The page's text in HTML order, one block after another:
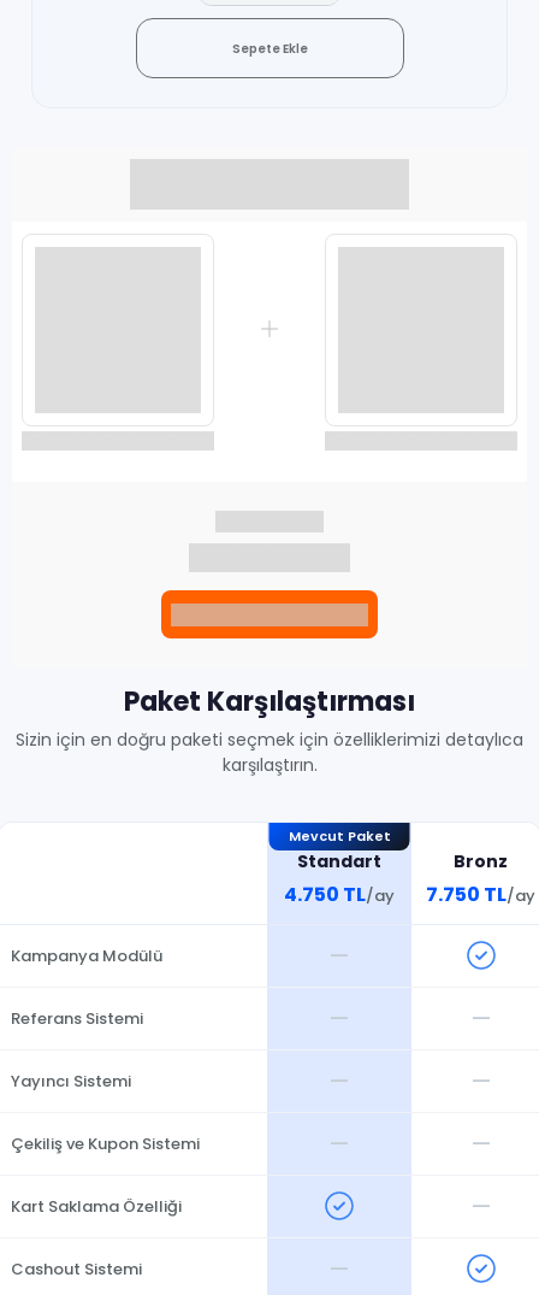
Sepete Ekle
Paket Karşılaştırması
Sizin için en doğru paketi seçmek için özelliklerimizi detaylıca
karşılaştırın.
Mevcut Paket
Standart
4.750 TL/ay
Bronz
7.750 TL/ay
Kampanya Modülü —
Referans Sistemi — —
Yayıncı Sistemi — —
Çekiliş ve Kupon Sistemi — —
Kart Saklama Özelliği —
Cashout Sistemi —